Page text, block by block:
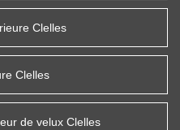
Clelles
Clelles
de velux Clelles